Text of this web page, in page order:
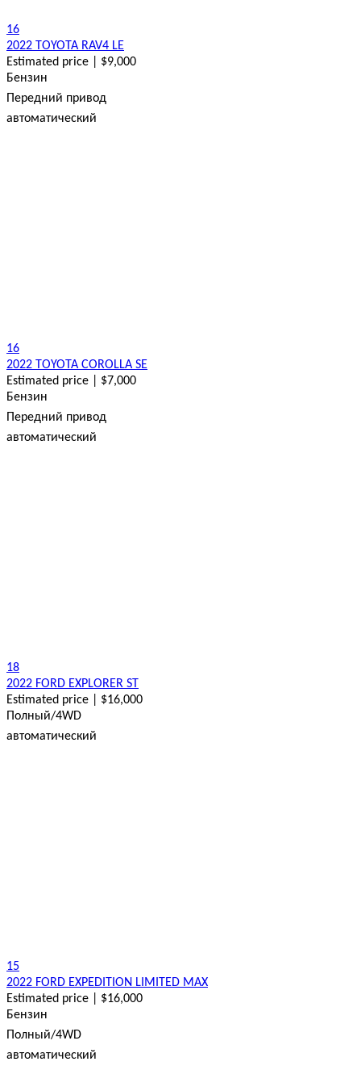
16
2022 TOYOTA RAV4 LE
Estimated price | $9,000
Бензин
Передний привод
автоматический
16
2022 TOYOTA COROLLA SE
Estimated price | $7,000
Бензин
Передний привод
автоматический
18
2022 FORD EXPLORER ST
Estimated price | $16,000
Полный/4WD
автоматический
15
2022 FORD EXPEDITION LIMITED MAX
Estimated price | $16,000
Бензин
Полный/4WD
автоматический